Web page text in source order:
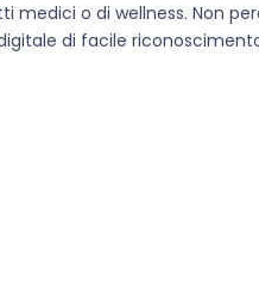
medici o di wellness. Non
di facile